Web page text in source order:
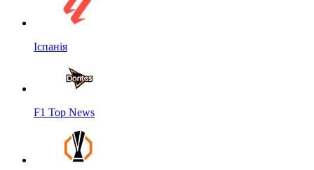
Іспанія
F1 Top News